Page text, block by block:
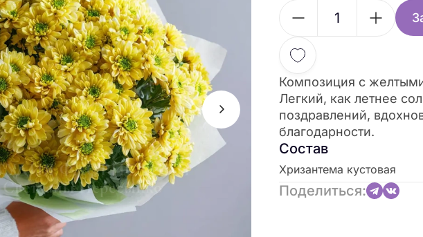
Композиция с
Легкий, как летнее
поздравлений,
благодарности.
Состав
Хризантема кустовая
Поделиться: